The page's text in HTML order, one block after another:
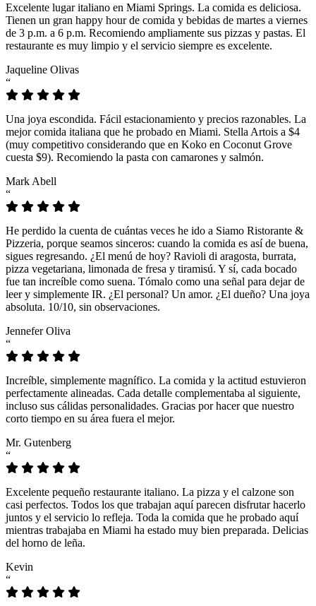
Excelente lugar italiano en Miami Springs. La comida es deliciosa.
Tienen un gran happy hour de comida y bebidas de martes a viernes
de 3 p.m. a 6 p.m. Recomiendo ampliamente sus pizzas y pastas. El
restaurante es muy limpio y el servicio siempre es excelente.
Jaqueline Olivas
“
Una joya escondida. Fácil estacionamiento y precios razonables. La
mejor comida italiana que he probado en Miami. Stella Artois a $4
(muy competitivo considerando que en Koko en Coconut Grove
cuesta $9). Recomiendo la pasta con camarones y salmón.
Mark Abell
“
He perdido la cuenta de cuántas veces he ido a Siamo Ristorante &
Pizzeria, porque seamos sinceros: cuando la comida es así de buena,
sigues regresando. ¿El menú de hoy? Ravioli di aragosta, burrata,
pizza vegetariana, limonada de fresa y tiramisú. Y sí, cada bocado
fue tan increíble como suena. Tómalo como una señal para dejar de
leer y simplemente IR. ¿El personal? Un amor. ¿El dueño? Una joya
absoluta. 10/10, sin observaciones.
Jennefer Oliva
“
Increíble, simplemente magnífico. La comida y la actitud estuvieron
perfectamente alineadas. Cada detalle complementaba al siguiente,
incluso sus cálidas personalidades. Gracias por hacer que nuestro
corto tiempo en su área fuera el mejor.
Mr. Gutenberg
“
Excelente pequeño restaurante italiano. La pizza y el calzone son
casi perfectos. Todos los que trabajan aquí parecen disfrutar hacerlo
juntos y el servicio lo refleja. Toda la comida que he probado aquí
mientras trabajaba en Miami ha estado muy bien preparada. Delicias
del horno de leña.
Kevin
“